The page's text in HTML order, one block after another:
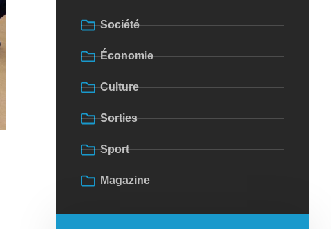
Société
Économie
Culture
Sorties
Sport
Magazine